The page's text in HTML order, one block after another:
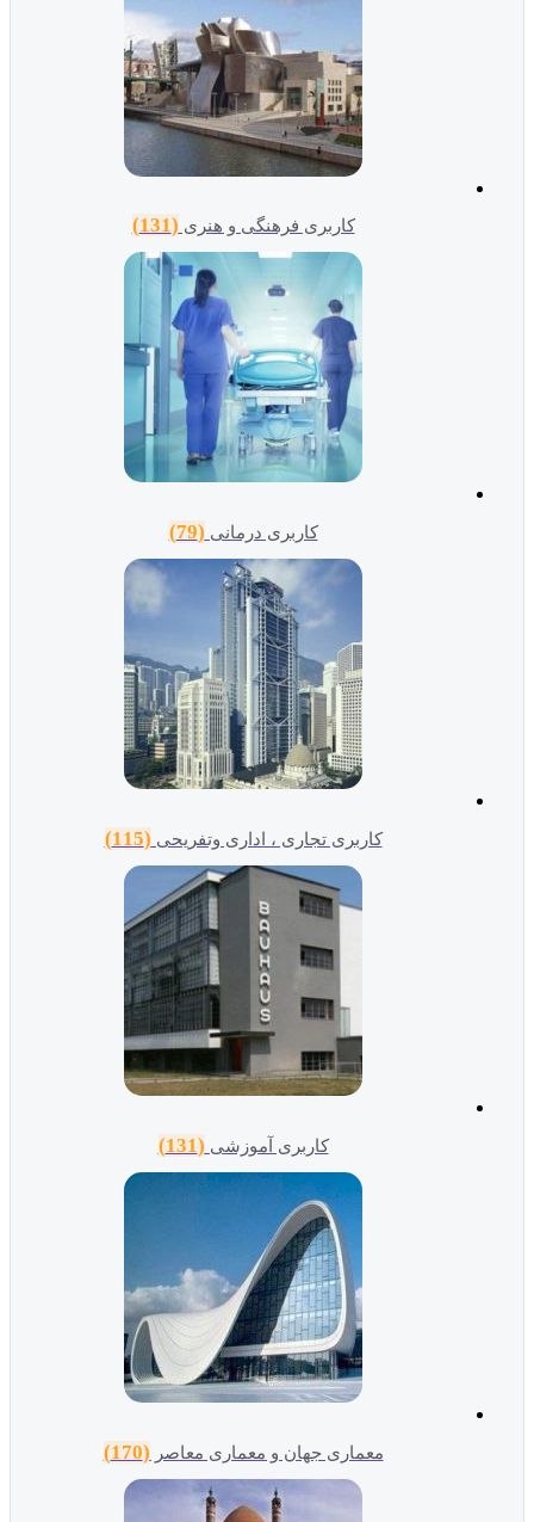
کاربری فرهنگی و هنری (131)
کاربری درمانی (79)
کاربری تجاری ، اداری وتفریحی(115)
کاربری آموزشی(131)
معماری جهان و معماری معاصر(170)